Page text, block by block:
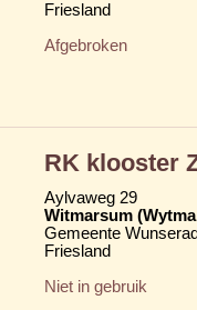
Friesland
Afgebroken
RK klooster
Aylvaweg 29
Witmarsum
Gemeente
Friesland
Niet in gebruik